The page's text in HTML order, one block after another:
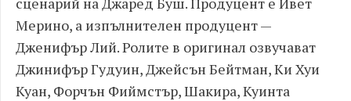
Мерино, а изпълнителен продуцент —
Дженифър Лий. Ролите в оригинал озвучават
Джинифър Гудуин, Джейсън Бейтман, Ки Хуи
Куан, Форчън Фиймстър, Шакира, Куинта